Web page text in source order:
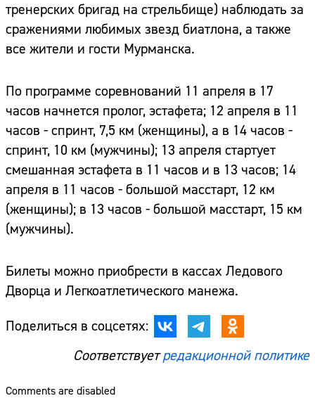
тренерских бригад на стрельбище) наблюдать за
сражениями любимых звезд биатлона, а также
все жители и гости Мурманска.
По программе соревнований 11 апреля в 17
часов начнется пролог, эстафета; 12 апреля в 11
часов - спринт, 7,5 км (женщины), а в 14 часов -
спринт, 10 км (мужчины); 13 апреля стартует
смешанная эстафета в 11 часов и в 13 часов; 14
апреля в 11 часов - большой масстарт, 12 км
(женщины); в 13 часов - большой масстарт, 15 км
(мужчины).
Билеты можно приобрести в кассах Ледового
Дворца и Легкоатлетического манежа.
Поделиться в соцсетях:
Соответствуетредакционной политике
Comments are disabled